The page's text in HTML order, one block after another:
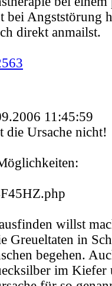
bei Angststörung
direkt anmailst.
11:45:59
die Ursache nicht!
willst
Greueltaten in
begehen.
im